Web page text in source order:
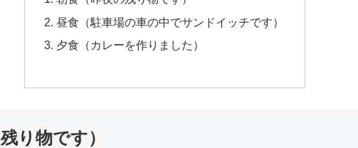
昼食（駐車場の車の中でサンドイッチです）
夕食（カレーを作りました）
り物です）